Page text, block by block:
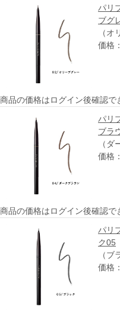
パリ
ブグ
（オ
価格
商品の価格はログイン後確認で
パリ
ブラ
（ダ
価格
商品の価格はログイン後確認で
パリ
ク05
（ブ
価格